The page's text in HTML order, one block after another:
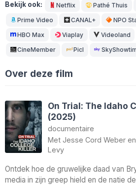
Bekijk ook: Netflix Pathé Thuis
Prime Video CANAL+ NPO
HBO Max Viaplay Videoland
CineMember Picl
Over deze film
On Trial: The Idaho
(2025)
documentaire
Met Jesse Cord Weber en
Levy
Ontdek hoe de gruwelijke daad van
media in zijn greep hield en de natie